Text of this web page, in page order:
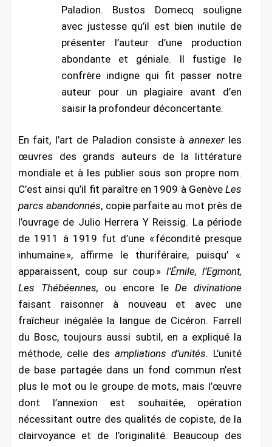
Paladion. Bustos Domecq souligne
avec justesse qu’il est bien inutile de
présenter l’auteur d’une production
abondante et géniale. Il fustige le
confrère indigne qui fit passer notre
auteur pour un plagiaire avant d’en
saisir la profondeur déconcertante.
En fait, l’art de Paladion consiste à annexer les
œuvres des grands auteurs de la littérature
mondiale et à les publier sous son propre nom.
C’est ainsi qu’il fit paraître en 1909 à Genève Les
parcs abandonnés, copie parfaite au mot près de
l’ouvrage de Julio Herrera Y Reissig. La période
de 1911 à 1919 fut d’une « fécondité presque
inhumaine », affirme le thuriféraire, puisqu’ «
apparaissent, coup sur coup »l’Émile, l’Egmont,
Les Thébéennes, ou encore leDe divinatione
faisant raisonner à nouveau et avec une
fraîcheur inégalée la langue de Cicéron. Farrell
du Bosc, toujours aussi subtil, en a expliqué la
méthode, celle des ampliations d’unités. L’unité
de base partagée dans un fond commun n’est
plus le mot ou le groupe de mots, mais l’œuvre
dont l’annexion est souhaitée, opération
nécessitant outre des qualités de copiste, de la
clairvoyance et de l’originalité. Beaucoup des